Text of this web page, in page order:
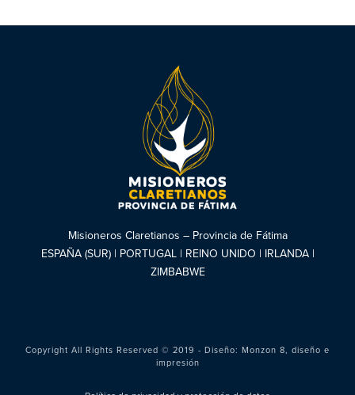
Misioneros Claretianos – Provincia de Fátima
ESPAÑA (SUR) | PORTUGAL | REINO UNIDO | IRLANDA |
ZIMBABWE
Copyright All Rights Reserved © 2019 - Diseño: Monzon 8, diseño e
impresión